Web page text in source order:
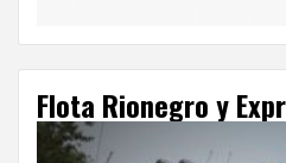
Flota Rionegro y